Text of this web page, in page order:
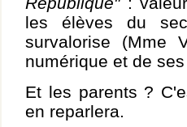
les élèves du
survalorise (Mme
numérique et de
Et les parents ?
en reparlera.